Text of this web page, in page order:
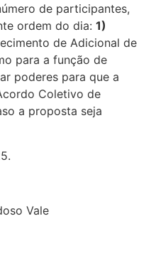
de participantes,
ordem do dia: 1)
de Adicional de
para a função de
poderes para que a
Coletivo de
a proposta seja
Vale